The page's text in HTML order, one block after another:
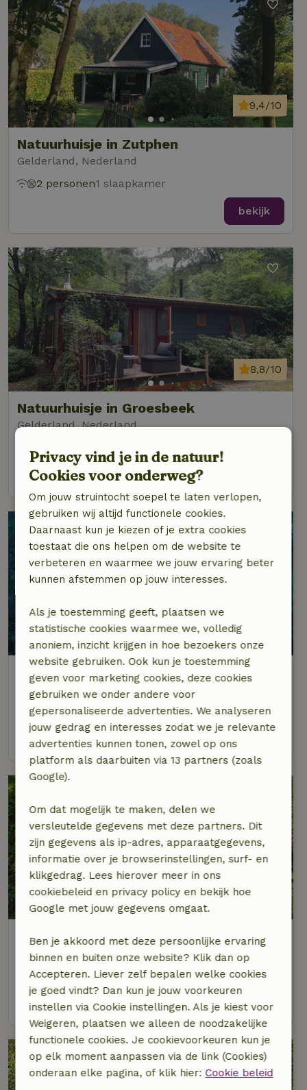
Natuurhuisje in Zutphen
Gelderland, Nederland
9,4/10
2 personen1 slaapkamer
bekijk
Natuurhuisje in Groesbeek
Gelderland, Nederland
8,8/10
Natuurhuisje in Terschuur
Gelderland, Nederland
2 personen1 slaapkamer
Natuurhuisje in Geesteren
Gelderland, Nederland
2 personen2 slaapkamers
bekijk
Privacy vind je in de natuur!
Cookies voor onderweg?
Om jouw struintocht soepel te laten verlopen,
gebruiken wij altijd functionele cookies.
Daarnaast kun je kiezen of je extra cookies
toestaat die ons helpen om de website te
verbeteren en waarmee we jouw ervaring beter
kunnen afstemmen op jouw interesses.
Als je toestemming geeft, plaatsen we
statistische cookies waarmee we, volledig
anoniem, inzicht krijgen in hoe bezoekers onze
website gebruiken. Ook kun je toestemming
geven voor marketing cookies, deze cookies
gebruiken we onder andere voor
gepersonaliseerde advertenties. We analyseren
jouw gedrag en interesses zodat we je relevante
advertenties kunnen tonen, zowel op ons
platform als daarbuiten via 13 partners (zoals
Google).
Om dat mogelijk te maken, delen we
versleutelde gegevens met deze partners. Dit
zijn gegevens als ip-adres, apparaatgegevens,
informatie over je browserinstellingen, surf- en
klikgedrag. Lees hierover meer in ons
cookiebeleid en privacy policy en bekijk hoe
Google met jouw gegevens omgaat.
Ben je akkoord met deze persoonlijke ervaring
binnen en buiten onze website? Klik dan op
Accepteren. Liever zelf bepalen welke cookies
je goed vindt? Dan kun je jouw voorkeuren
instellen via Cookie instellingen. Als je kiest voor
Weigeren, plaatsen we alleen de noodzakelijke
functionele cookies. Je cookievoorkeuren kun je
op elk moment aanpassen via de link (Cookies)
onderaan elke pagina, of klik hier: Cookie beleid